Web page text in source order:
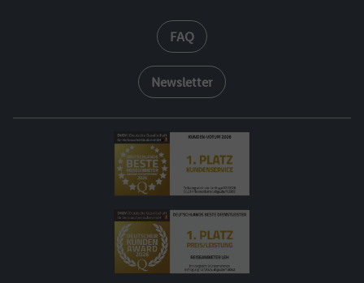
FAQ
Newsletter